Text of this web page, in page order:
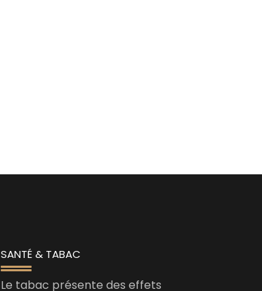
SANTÉ & TABAC
Le tabac présente des effets